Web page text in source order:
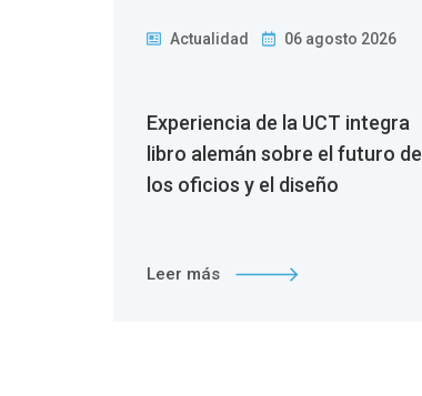
Actualidad 06 agosto 2026
Experiencia de la UCT integra
libro alemán sobre el futuro de
los oficios y el diseño
Leer más